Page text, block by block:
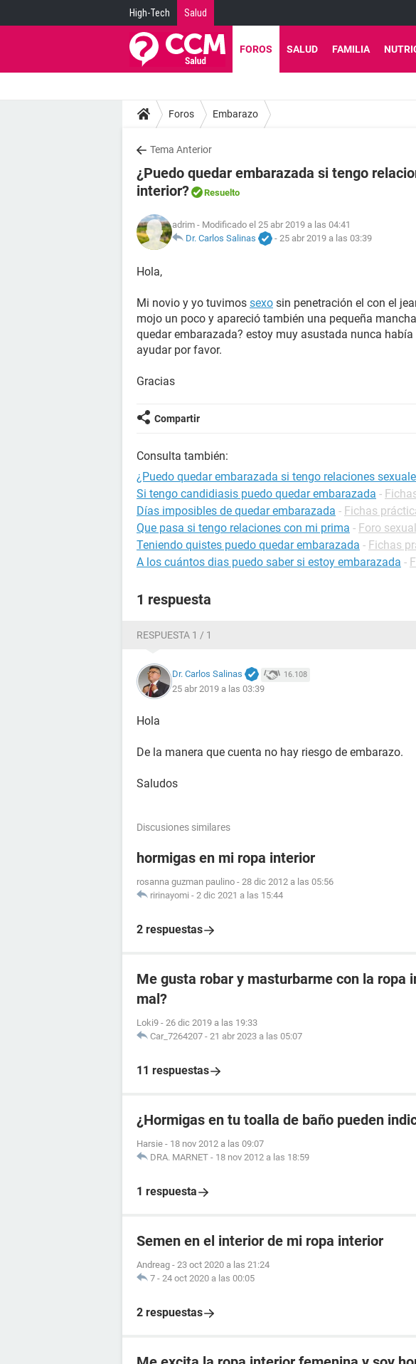
High-Tech Salud
FOROS SALUD FAMILIA
Foros Embarazo
Tema Anterior
¿Puedo quedar embarazada si tengo
interior?
Resuelto
adrim - Modificado el 25 abr 2019 a las 04:41
Dr. Carlos Salinas
- 25 abr 2019 a las 03:39
Hola,
Mi novio y yo tuvimos sexo sin penetración el con el
mojo un poco y apareció también una pequeña
quedar embarazada? estoy muy asustada nunca
ayudar por favor.
Gracias
Compartir
Consulta también:
¿Puedo quedar embarazada si tengo relaciones
Si tengo candidiasis puedo quedar embarazada -
Días imposibles de quedar embarazada - Fichas
Que pasa si tengo relaciones con mi prima - Foro
Teniendo quistes puedo quedar embarazada - Fichas
A los cuántos dias puedo saber si estoy embarazada -
1 respuesta
RESPUESTA 1 / 1
Dr. Carlos Salinas 16.108
25 abr 2019 a las 03:39
Hola
De la manera que cuenta no hay riesgo de embarazo.
Saludos
Discusiones similares
hormigas en mi ropa interior
rosanna guzman paulino - 28 dic 2012 a las 05:56
ririnayomi - 2 dic 2021 a las 15:44
2 respuestas
Me gusta robar y masturbarme con la ropa
mal?
Loki9 - 26 dic 2019 a las 19:33
Car_7264207 - 21 abr 2023 a las 05:07
11 respuestas
¿Hormigas en tu toalla de baño pueden
Harsie - 18 nov 2012 a las 09:07
DRA. MARNET - 18 nov 2012 a las 18:59
1 respuesta
Semen en el interior de mi ropa interior
Andreag - 23 oct 2020 a las 21:24
7 - 24 oct 2020 a las 00:05
2 respuestas